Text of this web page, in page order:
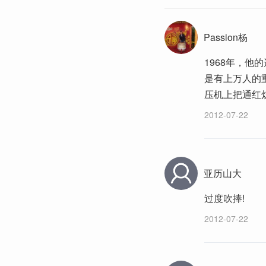
Passion杨
1968年，他
是有上万人的
压机上把通红
2012-07-22
亚历山大
过度吹捧!
2012-07-22